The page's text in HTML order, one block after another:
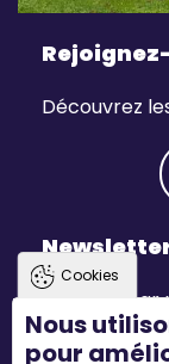
Découvrez
Recevez
Cookies
Nous
pour